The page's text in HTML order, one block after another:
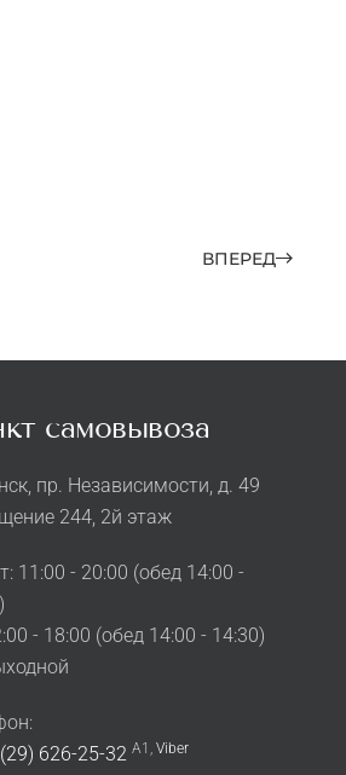
ВПЕРЕД
самовывоза
пр. Независимости, д. 49
244, 2й этаж
11:00 - 20:00 (обед 14:00 -
- 18:00 (обед 14:00 - 14:30)
626-25-32 A1, Viber